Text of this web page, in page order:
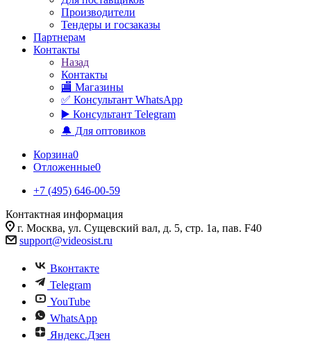
Производители
Тендеры и госзаказы
Партнерам
Контакты
Назад
Контакты
🏬 Магазины
✅️ Консультант WhatsApp
▶️ Консультант Telegram
🔔 Для оптовиков
Корзина0
Отложенные0
+7 (495) 646-00-59
Контактная информация
г. Москва, ул. Сущевский вал, д. 5, стр. 1а, пав. F40
support@videosist.ru
Вконтакте
Telegram
YouTube
WhatsApp
Яндекс.Дзен